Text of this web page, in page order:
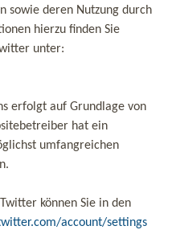
sowie deren Nutzung durch
hierzu finden Sie
unter:
erfolgt auf Grundlage von
hat ein
umfangreichen
können Sie in den
account/settings